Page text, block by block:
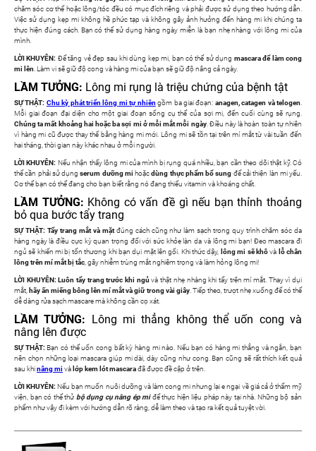
chăm sóc cơ thể hoặc lông/tóc đều có mục đích riêng và phải được sử dụng theo hướng dẫn.
Việc sử dụng kẹp mi không hề phức tạp và không gây ảnh hưởng đến hàng mi khi chúng ta
thực hiện đúng cách. Bạn có thể sử dụng hàng ngày miễn là bạn nhẹ nhàng với lông mi của
mình.
LỜI KHUYÊN: Để tăng vẻ đẹp sau khi dùng kẹp mi, bạn có thể sử dụng mascara để làm cong
mi lên . Làm vi sẽ giữ độ cong và hàng mi của bạn sẽ giữ độ nâng cả ngày.
LẦM TƯỞNG: Lông mi rụng là triệu chứng của bệnh tật
SỰ THẬT: Chu kỳ phát triển lông mi tự nhiên gồm ba giai đoạn: anagen, catagen và telogen
Mỗi giai đoạn đại diện cho một giai đoạn sống cụ thể của sợi mi, đến cuối cùng sẽ rụng.
Chúng ta mất khoảng hai hoặc ba sợi mi ở mỗi mắt mỗi ngày. Điều này là hoàn toàn tự nhiên
vì hàng mi cũ được thay thế bằng hàng mi mới. Lông mi sẽ tồn tại trên mí mắt từ vài tuần đến
hai tháng, thời gian này khác nhau ở mỗi người.
LỜI KHUYÊN: Nếu nhận thấy lông mi của mình bị rụng quá nhiều, bạn cần theo dõi thật kỹ. Có
thể cần phải sử dụngserum dưỡng mi hoặcdùng thực phẩm bổ sung để cải thiện làn mi yếu.
Cơ thể bạn có thể đang cho bạn biết rằng nó đang thiếu vitamin và khoáng chất.
LẦM TƯỞNG: Không có vấn đề gì nếu bạn thỉnh thoảng
bỏ qua bước tẩy trang
SỰ THẬT: Tẩy trang mắt và mặtđúng cách cũng như làm sạch trong quy trình chăm sóc da
hàng ngày là điều cực kỳ quan trọng đối với sức khỏe làn da và lông mi bạn! Đeo mascara đi
ngủ sẽ khiến mi bị tổn thương khi bạn dụi mặt lên gối. Khi thức dậy,
lông mi sẽ khôvà lỗ chân
lông trên mí mắt bị tắc , gây nhiễm trùng mắt nghiêm trọng và làm hỏng lông mi!
LỜI KHUYÊN: Luôn tẩy trang trước khi ngủ và thật nhẹ nhàng khi tẩy trên mí mắt. Thay vì dụi
mắt, hãy ấn miếng bông lên mí mắt và giữ trong vài giây. Tiếp theo, trượt nhẹ xuống để có thể
dễ dàng rửa sạch mascare mà không cần cọ xát.
LẦM TƯỞNG: Lông mi thẳng không thể uốn cong và
nâng lên được
SỰ THẬT: Bạn có thể uốn cong bất kỳ hàng mi nào. Nếu bạn có hàng mi thẳng và ngắn, bạn
nên chọn những loại mascara giúp mi dài, dày cũng như cong. Bạn cũng sẽ rất thích kết quả
sau khinâng mi và lớp kem lót mascarađã được đề cập ở trên.
LỜI KHUYÊN: Nếu bạn muốn nuôi dưỡng và làm cong mi nhưng lại e ngại về giá cả ở thẩm mỹ
viện, bạn có thể thử bộ dụng cụ nâng ép miđể thực hiện liệu pháp này tại nhà. Những bộ sản
phẩm như vậy đi kèm với hướng dẫn rõ ràng, dễ làm theo và tạo ra kết quả tuyệt vời.